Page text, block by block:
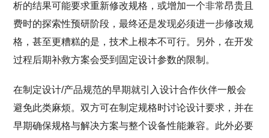
析的结果可能要求重新修改规格，或增加一个非常昂贵且
费时的探索性预研阶段，最终还是发现必须进一步修改规
格，甚至更糟糕的是，技术上根本不可行。另外，在开发
过程后期补救方案会受到固定设计参数的限制。
在制定设计/产品规范的早期就引入设计合作伙伴一般会
避免此类麻烦。双方可在制定规格时讨论设计要求，并在
早期确保规格与解决方案与整个设备性能兼容。此外必要